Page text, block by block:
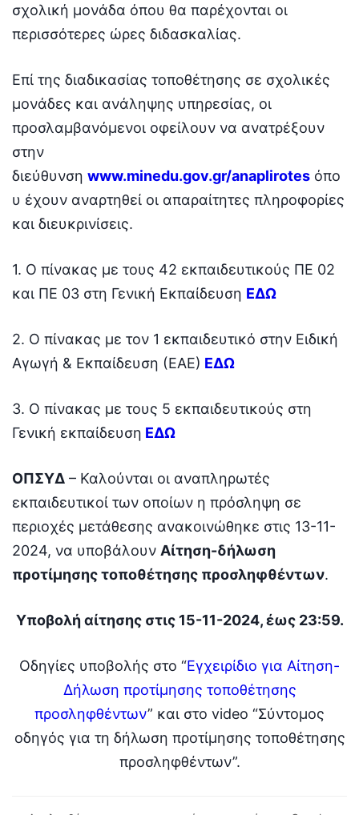
σχολική μονάδα όπου θα παρέχονται οι
περισσότερες ώρες διδασκαλίας.
Επί της διαδικασίας τοποθέτησης σε σχολικές
μονάδες και ανάληψης υπηρεσίας, οι
προσλαμβανόμενοι οφείλουν να ανατρέξουν
στην
διεύθυνση www.minedu.gov.gr/anaplirotes όπο
υ έχουν αναρτηθεί οι απαραίτητες πληροφορίες
και διευκρινίσεις.
1. Ο πίνακας με τους 42 εκπαιδευτικούς ΠΕ 02
και ΠΕ 03 στη Γενική Εκπαίδευση ΕΔΩ
2. Ο πίνακας με τον 1 εκπαιδευτικό στην Ειδική
Αγωγή & Εκπαίδευση (ΕΑΕ) ΕΔΩ
3. Ο πίνακας με τους 5 εκπαιδευτικούς στη
Γενική εκπαίδευση ΕΔΩ
ΟΠΣΥΔ – Καλούνται οι αναπληρωτές
εκπαιδευτικοί των οποίων η πρόσληψη σε
περιοχές μετάθεσης ανακοινώθηκε στις 13-11-
2024, να υποβάλουν Αίτηση-δήλωση
προτίμησης τοποθέτησης προσληφθέντων.
Υποβολή αίτησης στις 15-11-2024, έως 23:59.
Οδηγίες υποβολής στο “Εγχειρίδιο για Αίτηση-
Δήλωση προτίμησης τοποθέτησης
προσληφθέντων” και στο video “Σύντομος
οδηγός για τη δήλωση προτίμησης τοποθέτησης
προσληφθέντων”.